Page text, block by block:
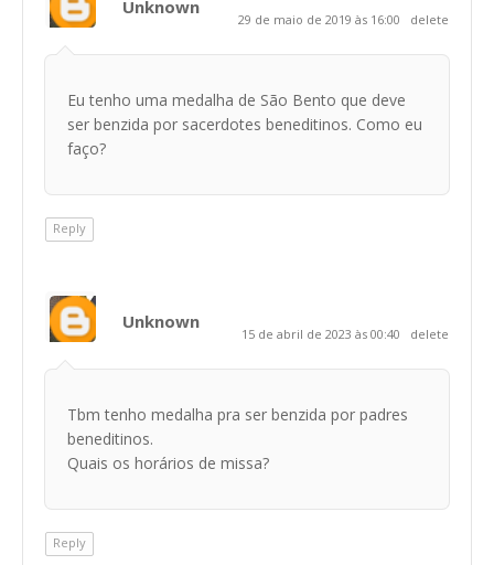
Unknown
29 de maio de 2019 às 16:00 delete
Eu tenho uma medalha de São Bento que deve
ser benzida por sacerdotes beneditinos. Como eu
faço?
Reply
Unknown
15 de abril de 2023 às 00:40 delete
Tbm tenho medalha pra ser benzida por padres
beneditinos.
Quais os horários de missa?
Reply